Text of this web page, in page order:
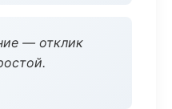
— отклик